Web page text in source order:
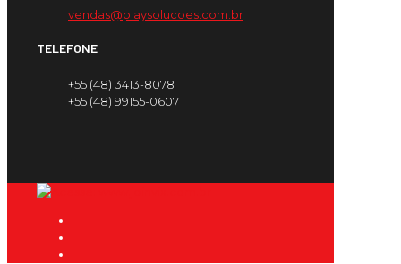
vendas@playsolucoes.com.br
TELEFONE
+55 (48) 3413-8078
+55 (48) 99155-0607